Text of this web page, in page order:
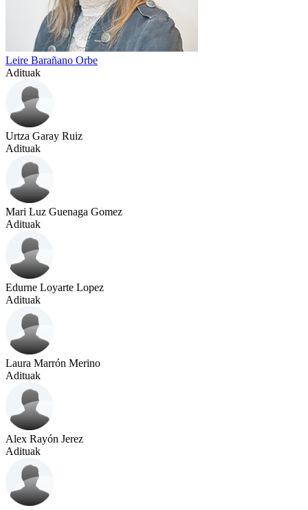
Leire Barañano Orbe
Adituak
Urtza Garay Ruiz
Adituak
Mari Luz Guenaga Gomez
Adituak
Edurne Loyarte Lopez
Adituak
Laura Marrón Merino
Adituak
Alex Rayón Jerez
Adituak